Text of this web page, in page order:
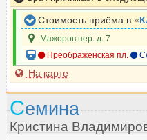
Стоимость приёма в «
Мажоров пер. д. 7
Преображенская пл.
На карте
Семина
Кристина